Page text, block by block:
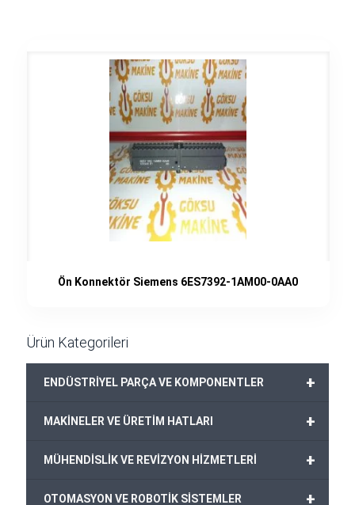
Ön Konnektör Siemens 6ES7392-1AM00-0AA0
Ürün Kategorileri
+
ENDÜSTRİYEL PARÇA VE KOMPONENTLER
+
MAKİNELER VE ÜRETİM HATLARI
+
MÜHENDİSLİK VE REVİZYON HİZMETLERİ
+
OTOMASYON VE ROBOTİK SİSTEMLER